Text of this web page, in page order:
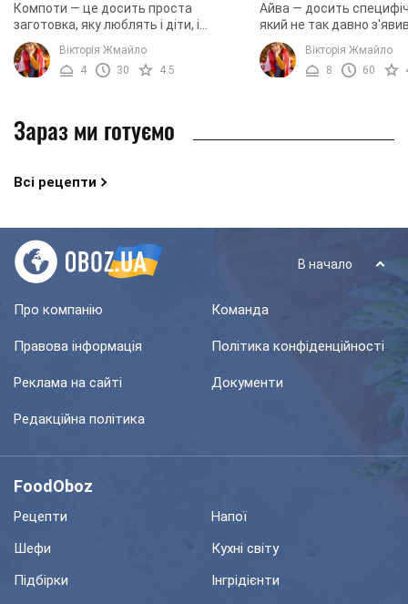
Компоти — це досить проста
заготовка, яку люблять і діти, і
дорослі. Що може зимовим холодним
ранком нагадати про літо краще, ніж
склянка ароматного ...
Вікторія Жмайло
4
30 4.5
Айва — досить
який не так давно
садах. Попри досить
цей плід так
господаркам, що вони ...
Вікторія Жмайло
8
60
Зараз ми готуємо
Всі рецепти
В начало
Про компанію Команда
Правова інформація Політика конфіденційності
Реклама на сайті Документи
Редакційна політика
FoodOboz
Рецепти
Напої
Шефи
Кухні світу
Підбірки
Інгрідієнти